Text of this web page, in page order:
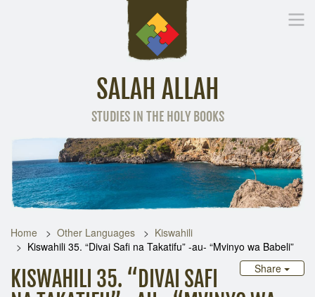
SALAH ALLAH
STUDIES IN THE HOLY BOOKS
Home Other
Home Other Languages
Kiswahili
Kiswahili 35. “Divai Safi na Takatifu” -au- “Mvinyo wa Babeli”
Share
KISWAHILI 35. “DIVAI SAFI